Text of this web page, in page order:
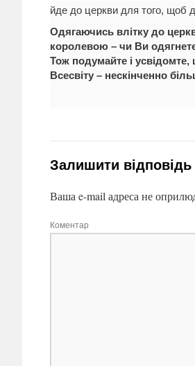
йде до церкви для того, щоб
Одягаючись влітку до
королевою – чи Ви
Тож подумайте і усвідомте,
Всесвіту – нескінченно
Залишити відповідь
Ваша e-mail адреса не
Коментар